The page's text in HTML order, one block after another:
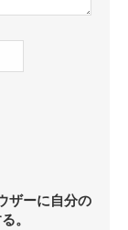
ザーに自分の
。